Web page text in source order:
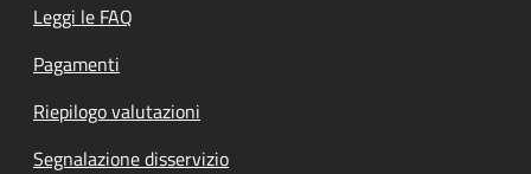
Leggi le FAQ
Pagamenti
Riepilogo valutazioni
Segnalazione disservizio